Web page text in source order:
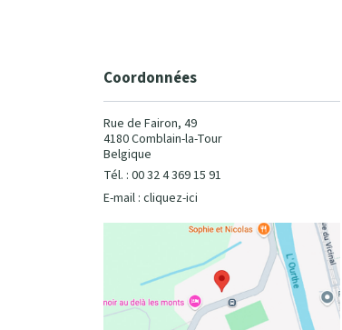
Coordonnées
Rue de Fairon, 49
4180 Comblain-la-Tour
Belgique
Tél. : 00 32 4 369 15 91
E-mail : cliquez-ici